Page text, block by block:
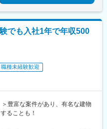
駅、上飯田駅、鶴舞駅、藤が丘
センター駅、谷津駅、流山おお
んば駅(地下鉄)、天王寺駅、新大
部野橋駅、中百舌鳥駅、江坂
央駅(北大阪急行)、茨木駅、北新
駅、豊橋駅、刈谷駅、赤池駅(愛
駅、博多駅、天神駅、小倉駅(福
、西新駅、天神南駅、大橋駅(福
道駅、青井駅、浜松町駅、西日
江古田駅、二子新地駅、阿倍野
駅前駅、なかもず駅、千鳥橋
新豊橋駅、祇園駅(福岡県)、西
神楽坂駅、二子新地駅、銀座
町駅、人形町駅、上野御徒町
、神保町駅、稲荷町駅(東京都)、
(福岡県)、新宿西口駅、乃木坂
塚駅前駅、永田町駅、日比谷
、高島町駅、大門駅(東京都)、赤
京都)、銀座一丁目駅、京急蒲田
でも入社1年で年収500
職種未経験歓迎
豊富な案件があり、有名な建物
ることも！